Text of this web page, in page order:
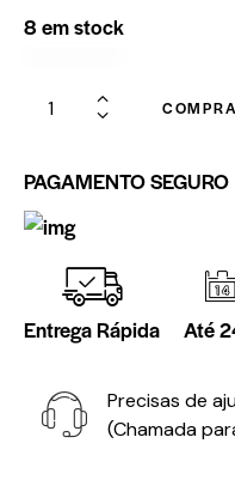
8 em stock
PAGAMENTO SEGURO
Entrega Rápida Até
Precisas de
(Chamada